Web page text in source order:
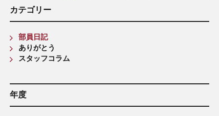
カテゴリー
部員日記
ありがとう
スタッフコラム
年度